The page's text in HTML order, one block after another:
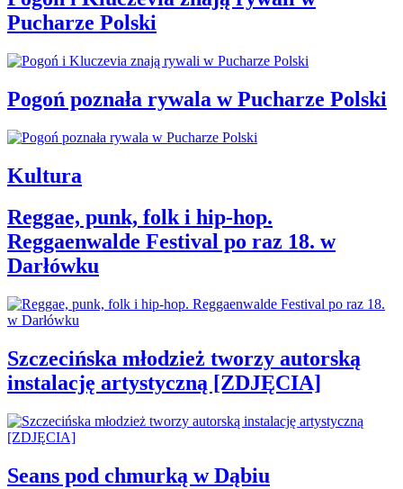
Pucharze Polski
Pogoń poznała rywala w Pucharze Polski
Kultura
Reggae, punk, folk i hip-hop.
Reggaenwalde Festival po raz 18. w
Darłówku
Szczecińska młodzież tworzy autorską
instalację artystyczną [ZDJĘCIA]
Seans pod chmurką w Dąbiu